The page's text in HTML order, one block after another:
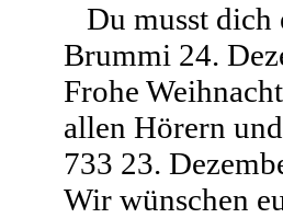
Du musst dich
Brummi 24.
Frohe
allen Hörern
733 23.
Wir wünschen